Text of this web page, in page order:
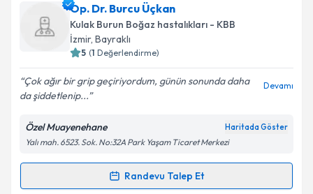
Op. Dr. Behcet Şahiniçin randevu takvimi talebi
oluşturun. Size bu uzmandan randevu almanız için bir
takvim hazırlandığında e-posta ile bilgilendireceğiz.
Kişisel verilerimin işlenmesine ilişkin
Aydınlatma
Metni'ni okudum ve kişisel verilerimin belirtilen
kapsamda işlenmesini kabul ediyorum.
Op. Dr. Burcu Üçkan
Kulak Burun Boğaz hastalıkları - KBB
İzmir, Bayraklı
5 (1 Değerlendirme)
Çok ağır bir grip geçiriyordum, günün sonunda daha
da şiddetlenip...
Devamı
Özel Muayenehane Haritada Göster
Yalı mah. 6523. Sok. No:32A Park Yaşam Ticaret Merkezi
Randevu Talep Et
Randevu Takvimi Talebi